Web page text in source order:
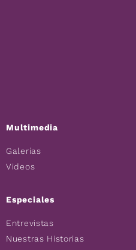
Multimedia
Galerías
Videos
Especiales
Entrevistas
Nuestras Historias